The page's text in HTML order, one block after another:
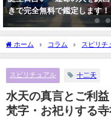
きで完全無料で鑑定します！
ホーム コラム スピリチ
や手印・梵字・お祀りする寺社も
スピリチュアル 十二天
水天の真言とご利
梵字・お祀りする